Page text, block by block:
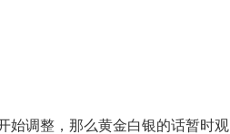
调整，那么黄金白银的话暂时观